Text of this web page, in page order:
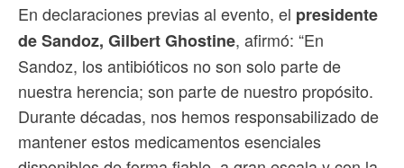
En declaraciones previas al evento, el presidente
de Sandoz, Gilbert Ghostine, afirmó: “En
Sandoz, los antibióticos no son solo parte de
nuestra herencia; son parte de nuestro propósito.
Durante décadas, nos hemos responsabilizado de
mantener estos medicamentos esenciales